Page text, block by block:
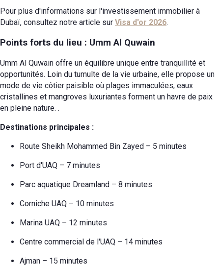
Pour plus d'informations sur l'investissement immobilier à
Dubaï, consultez notre article sur Visa d'or 2026.
Points forts du lieu : Umm Al Quwain
Umm Al Quwain offre un équilibre unique entre tranquillité et
opportunités. Loin du tumulte de la vie urbaine, elle propose un
mode de vie côtier paisible où plages immaculées, eaux
cristallines et mangroves luxuriantes forment un havre de paix
en pleine nature. .
Destinations principales :
Route Sheikh Mohammed Bin Zayed – 5 minutes
Port d'UAQ – 7 minutes
Parc aquatique Dreamland – 8 minutes
Corniche UAQ – 10 minutes
Marina UAQ – 12 minutes
Centre commercial de l'UAQ – 14 minutes
Ajman – 15 minutes